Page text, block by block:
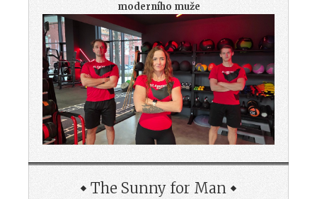
moderního muže
The Sunny for Man